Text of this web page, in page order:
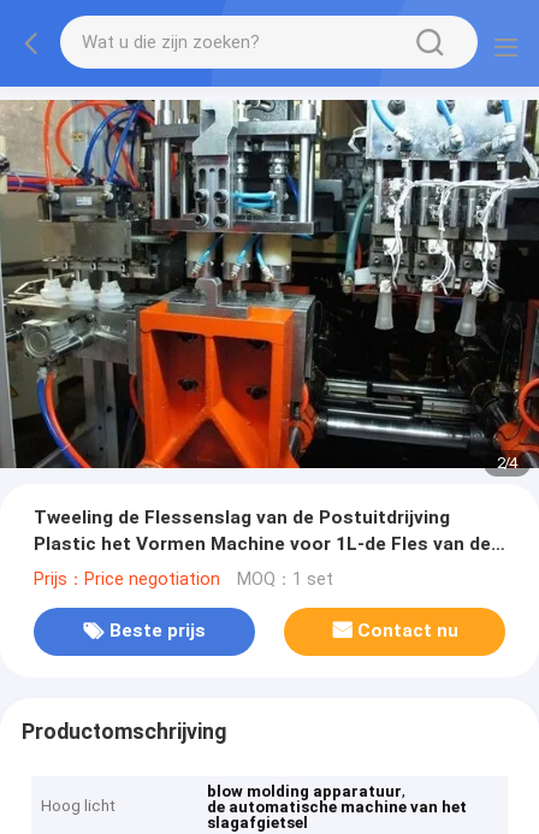
2/4
Tweeling de Flessenslag van de Postuitdrijving
Plastic het Vormen Machine voor 1L-de Fles van de
Oogdaling
Prijs：Price negotiation MOQ：1 set
Beste prijs Contact nu
Productomschrijving
Hoog licht
blow molding apparatuur,
de automatische machine van het
slagafgietsel